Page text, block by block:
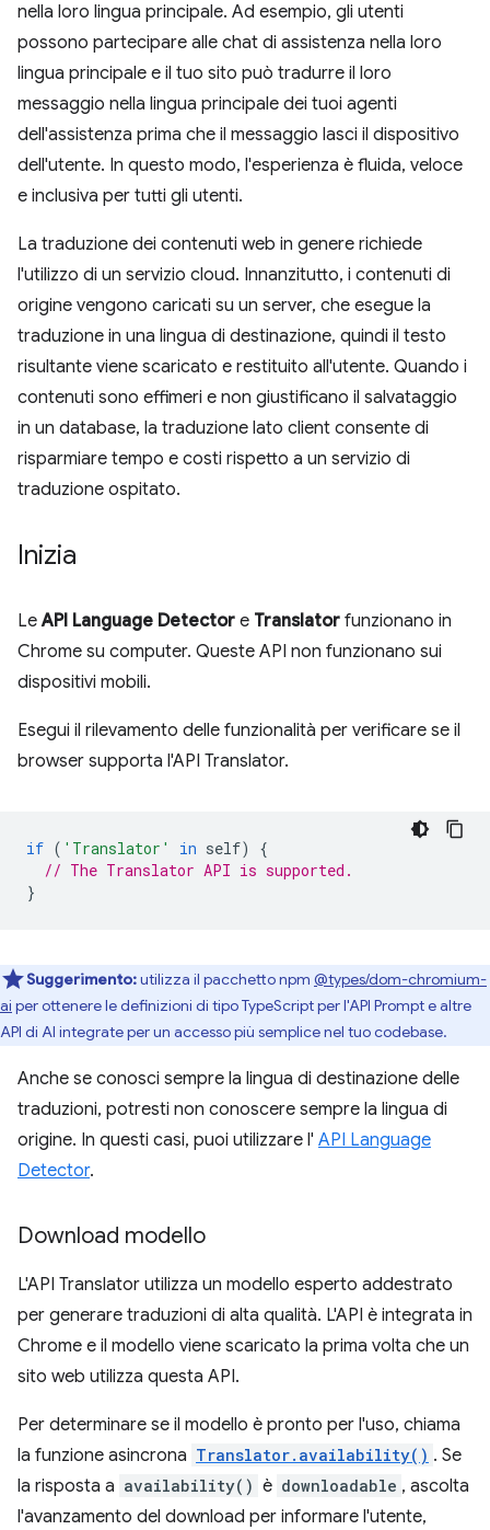
nella loro lingua principale. Ad esempio, gli utenti
possono partecipare alle chat di assistenza nella loro
lingua principale e il tuo sito può tradurre il loro
messaggio nella lingua principale dei tuoi agenti
dell'assistenza prima che il messaggio lasci il dispositivo
dell'utente. In questo modo, l'esperienza è fluida, veloce
e inclusiva per tutti gli utenti.
La traduzione dei contenuti web in genere richiede
l'utilizzo di un servizio cloud. Innanzitutto, i contenuti di
origine vengono caricati su un server, che esegue la
traduzione in una lingua di destinazione, quindi il testo
risultante viene scaricato e restituito all'utente. Quando i
contenuti sono effimeri e non giustificano il salvataggio
in un database, la traduzione lato client consente di
risparmiare tempo e costi rispetto a un servizio di
traduzione ospitato.
Inizia
LeAPI Language Detector e Translator funzionano in
Chrome su computer. Queste API non funzionano sui
dispositivi mobili.
Esegui il rilevamento delle funzionalità per verificare se il
browser supporta l'API Translator.
if ( 'Translator' in self)
{
// The Translator API is supported.
}
Suggerimento:utilizza il pacchetto npm @types/dom-chromium-
ai per ottenere le definizioni di tipo TypeScript per l'API Prompt e altre
API di AI integrate per un accesso più semplice nel tuo codebase.
Anche se conosci sempre la lingua di destinazione delle
traduzioni, potresti non conoscere sempre la lingua di
origine. In questi casi, puoi utilizzare l' API Language
Detector.
Download modello
L'API Translator utilizza un modello esperto addestrato
per generare traduzioni di alta qualità. L'API è integrata in
Chrome e il modello viene scaricato la prima volta che un
sito web utilizza questa API.
Per determinare se il modello è pronto per l'uso, chiama
la funzione asincrona Translator.availability() . Se
la risposta a availability() è downloadable , ascolta
l'avanzamento del download per informare l'utente,